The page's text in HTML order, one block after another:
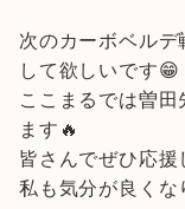
次のカーボベル
して欲しいです😁
ここまるでは曽
ます🔥
皆さんでぜひ応援
私も気分が良く